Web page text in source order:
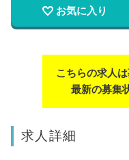
お気に入り
こちらの求人
最新の募集
求人詳細